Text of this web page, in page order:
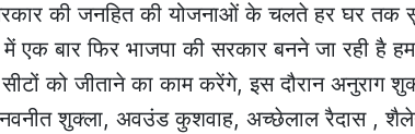
की जनहित की योजनाओं के चलते हर घर तक
एक बार फिर भाजपा की सरकार बनने जा रही है
को जीताने का काम करेंगे, इस दौरान अनुराग
शुक्ला, अवउंड कुशवाह, अच्छेलाल रैदास ,